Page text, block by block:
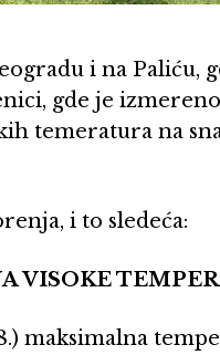
i na Paliću,
gde je
temeratura na
i to sledeća:
VISOKE
maksimalna